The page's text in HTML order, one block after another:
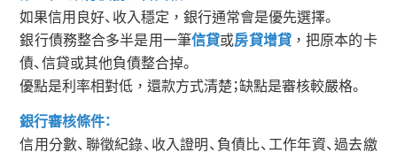
如果信用良好、收入穩定，銀行通常會是優先選擇。
銀行債務整合多半是用一筆信貸或房貸增貸，把原本的卡
債、信貸或其他負債整合掉。
優點是利率相對低，還款方式清楚；缺點是審核較嚴格。
銀行審核條件：
信用分數、聯徵紀錄、收入證明、負債比、工作年資、過去繳